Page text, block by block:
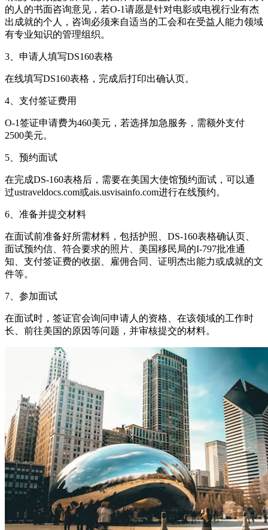
的人的书面咨询意见，若O-1请愿是针对电影或电视行业有杰
出成就的个人，咨询必须来自适当的工会和在受益人能力领域
有专业知识的管理组织。
3、申请人填写DS160表格
在线填写DS160表格，完成后打印出确认页。
4、支付签证费用
O-1签证申请费为460美元，若选择加急服务，需额外支付
2500美元。
5、预约面试
在完成DS-160表格后，需要在美国大使馆预约面试，可以通
过ustraveldocs.com或ais.usvisainfo.com进行在线预约。
6、准备并提交材料
在面试前准备好所需材料，包括护照、DS-160表格确认页、
面试预约信、符合要求的照片、美国移民局的I-797批准通
知、支付签证费的收据、雇佣合同、证明杰出能力或成就的文
件等。
7、参加面试
在面试时，签证官会询问申请人的资格、在该领域的工作时
长、前往美国的原因等问题，并审核提交的材料。